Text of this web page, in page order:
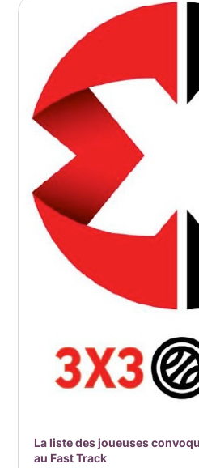
La liste des joueuses
au Fast Track